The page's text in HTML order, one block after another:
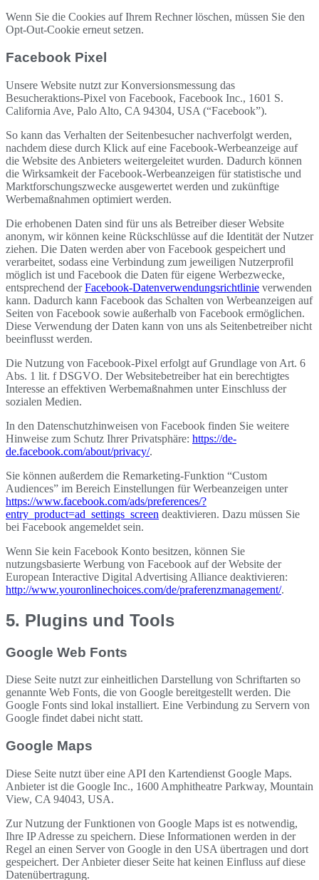
Wenn Sie die Cookies auf Ihrem Rechner löschen, müssen Sie den
Opt-Out-Cookie erneut setzen.
Facebook Pixel
Unsere Website nutzt zur Konversionsmessung das
Besucheraktions-Pixel von Facebook, Facebook Inc., 1601 S.
California Ave, Palo Alto, CA 94304, USA (“Facebook”).
So kann das Verhalten der Seitenbesucher nachverfolgt werden,
nachdem diese durch Klick auf eine Facebook-Werbeanzeige auf
die Website des Anbieters weitergeleitet wurden. Dadurch können
die Wirksamkeit der Facebook-Werbeanzeigen für statistische und
Marktforschungszwecke ausgewertet werden und zukünftige
Werbemaßnahmen optimiert werden.
Die erhobenen Daten sind für uns als Betreiber dieser Website
anonym, wir können keine Rückschlüsse auf die Identität der Nutzer
ziehen. Die Daten werden aber von Facebook gespeichert und
verarbeitet, sodass eine Verbindung zum jeweiligen Nutzerprofil
möglich ist und Facebook die Daten für eigene Werbezwecke,
entsprechend derFacebook-Datenverwendungsrichtlinie verwenden
kann. Dadurch kann Facebook das Schalten von Werbeanzeigen auf
Seiten von Facebook sowie außerhalb von Facebook ermöglichen.
Diese Verwendung der Daten kann von uns als Seitenbetreiber nicht
beeinflusst werden.
Die Nutzung von Facebook-Pixel erfolgt auf Grundlage von Art. 6
Abs. 1 lit. f DSGVO. Der Websitebetreiber hat ein berechtigtes
Interesse an effektiven Werbemaßnahmen unter Einschluss der
sozialen Medien.
In den Datenschutzhinweisen von Facebook finden Sie weitere
Hinweise zum Schutz Ihrer Privatsphäre: https://de-
de.facebook.com/about/privacy/.
Sie können außerdem die Remarketing-Funktion “Custom
Audiences” im Bereich Einstellungen für Werbeanzeigen unter
https://www.facebook.com/ads/preferences/?
entry_product=ad_settings_screen deaktivieren. Dazu müssen Sie
bei Facebook angemeldet sein.
Wenn Sie kein Facebook Konto besitzen, können Sie
nutzungsbasierte Werbung von Facebook auf der Website der
European Interactive Digital Advertising Alliance deaktivieren:
http://www.youronlinechoices.com/de/praferenzmanagement/.
5. Plugins und Tools
Google Web Fonts
Diese Seite nutzt zur einheitlichen Darstellung von Schriftarten so
genannte Web Fonts, die von Google bereitgestellt werden. Die
Google Fonts sind lokal installiert. Eine Verbindung zu Servern von
Google findet dabei nicht statt.
Google Maps
Diese Seite nutzt über eine API den Kartendienst Google Maps.
Anbieter ist die Google Inc., 1600 Amphitheatre Parkway, Mountain
View, CA 94043, USA.
Zur Nutzung der Funktionen von Google Maps ist es notwendig,
Ihre IP Adresse zu speichern. Diese Informationen werden in der
Regel an einen Server von Google in den USA übertragen und dort
gespeichert. Der Anbieter dieser Seite hat keinen Einfluss auf diese
Datenübertragung.